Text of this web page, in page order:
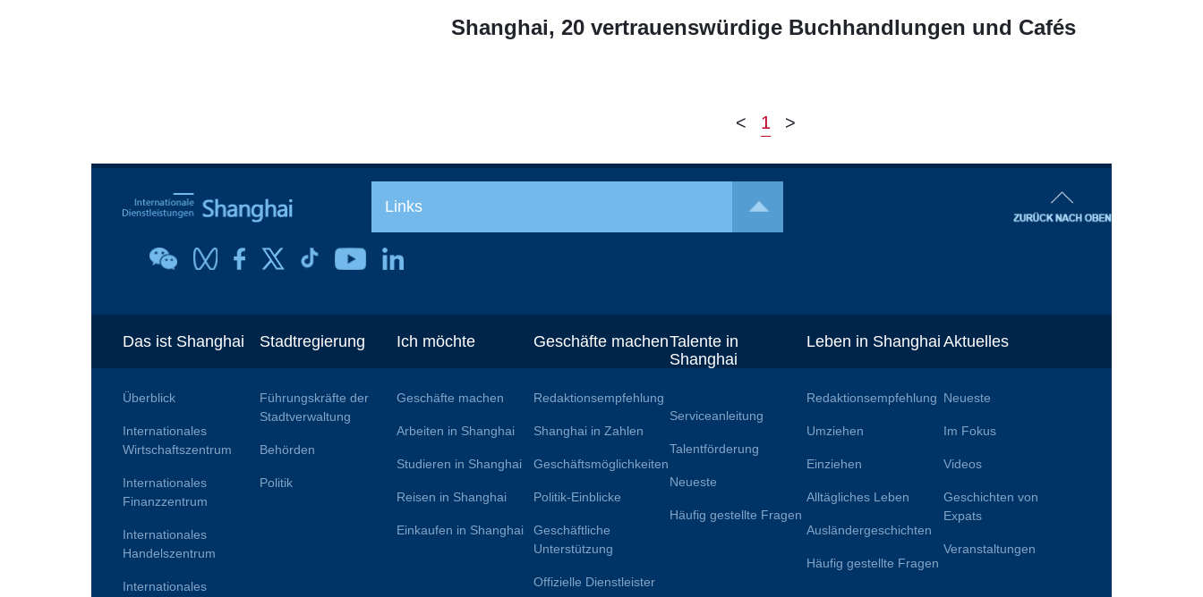
Shanghai, 20 vertrauenswürdige Buchhandlungen und Cafés
< 1 >
Links
Das ist Shanghai
Überblick
Internationales
Wirtschaftszentrum
Internationales
Finanzzentrum
Internationales
Handelszentrum
Internationales
Stadtregierung
Führungskräfte der
Stadtverwaltung
Behörden
Politik
Ich möchte
Geschäfte machen
Arbeiten in Shanghai
Studieren in Shanghai
Reisen in Shanghai
Einkaufen in Shanghai
Geschäfte machen
Redaktionsempfehlung
Shanghai in Zahlen
Geschäftsmöglichkeiten
Politik-Einblicke
Geschäftliche
Unterstützung
Offizielle Dienstleister
Talente in
Shanghai
Serviceanleitung
Talentförderung
Neueste
Häufig gestellte Fragen
Leben in Shanghai
Redaktionsempfehlung
Umziehen
Einziehen
Alltägliches Leben
Ausländergeschichten
Häufig gestellte Fragen
Aktuelles
Neueste
Im Fokus
Videos
Geschichten von
Expats
Veranstaltungen